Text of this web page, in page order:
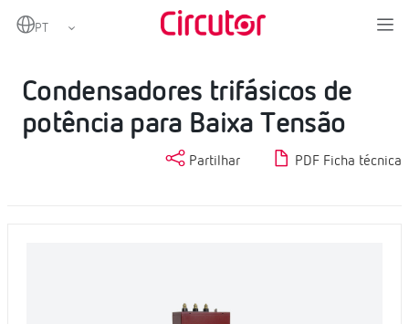
Home Condensadores e reatâncias, BT
Condensadores BT
Condensadores trifásicos de potência para Baixa Tensão
Condensadores trifásicos de
potência para Baixa Tensão
Partilhar PDF Ficha técnica